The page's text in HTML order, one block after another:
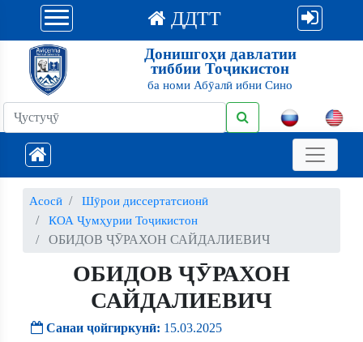
ДДТТ
Донишгоҳи давлатии
тиббии Тоҷикистон
ба номи Абӯалӣ ибни Сино
Асосӣ
Шӯрои диссертатсионӣ
КОА Ҷумҳурии Тоҷикистон
ОБИДОВ ҶӮРАХОН САЙДАЛИЕВИЧ
ОБИДОВ ҶӮРАХОН
САЙДАЛИЕВИЧ
Санаи ҷойгиркунӣ: 15.03.2025